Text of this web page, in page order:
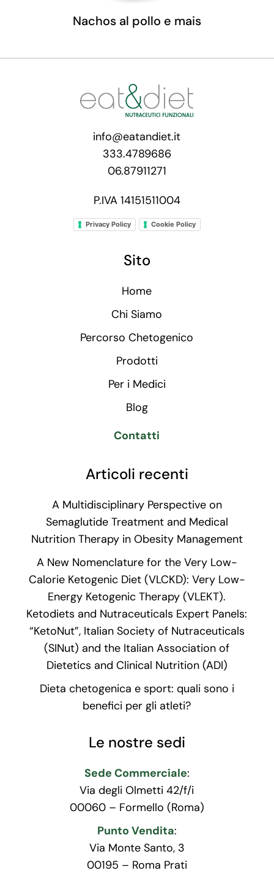
Nachos al pollo e mais
info@eatandiet.it
333.4789686
06.87911271
P.IVA 14151511004
Privacy Policy Cookie Policy
Sito
Home
Chi Siamo
Percorso Chetogenico
Prodotti
Per i Medici
Blog
Contatti
Articoli recenti
A Multidisciplinary Perspective on
Semaglutide Treatment and Medical
Nutrition Therapy in Obesity Management
A New Nomenclature for the Very Low-
Calorie Ketogenic Diet (VLCKD): Very Low-
Energy Ketogenic Therapy (VLEKT).
Ketodiets and Nutraceuticals Expert Panels:
“KetoNut”, Italian Society of Nutraceuticals
(SINut) and the Italian Association of
Dietetics and Clinical Nutrition (ADI)
Dieta chetogenica e sport: quali sono i
benefici per gli atleti?
Le nostre sedi
Sede Commerciale:
Via degli Olmetti 42/f/i
00060 – Formello (Roma)
Punto Vendita:
Via Monte Santo, 3
00195 – Roma Prati